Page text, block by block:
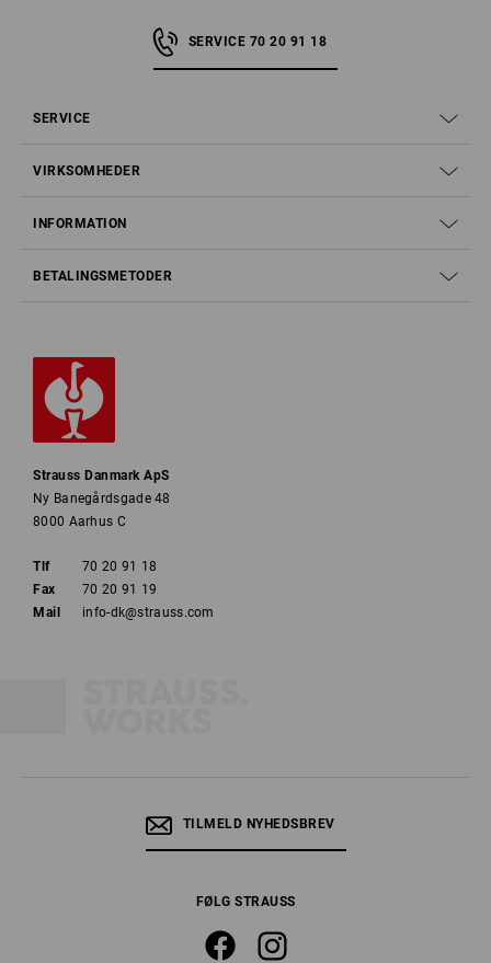
SERVICE 70 20 91 18
SERVICE
VIRKSOMHEDER
INFORMATION
BETALINGSMETODER
Strauss Danmark ApS
Ny Banegårdsgade 48
8000 Aarhus C
Tlf
70 20 91 18
Fax
70 20 91 19
Mail
info-dk@strauss.com
TILMELD NYHEDSBREV
FØLG STRAUSS